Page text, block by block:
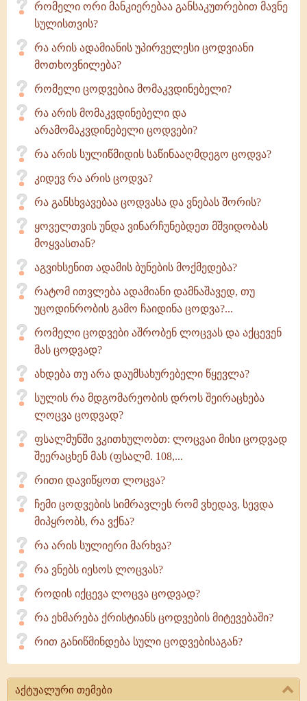
რომელი ორი მანკიერებაა განსაკუთრებით მავნე
სულისთვის?
რა არის ადამიანის უპირველესი ცოდვიანი
მოთხოვნილება?
რომელი ცოდვებია მომაკვდინებელი?
რა არის მომაკვდინებელი და
არამომაკვდინებელი ცოდვები?
რა არის სულიწმიდის საწინააღმდეგო ცოდვა?
კიდევ რა არის ცოდვა?
რა განსხვავებაა ცოდვასა და ვნებას შორის?
ყოველთვის უნდა ვინარჩუნებდეთ მშვიდობას
მოყვასთან?
აგვიხსენით ადამის ბუნების მოქმედება?
რატომ ითვლება ადამიანი დამნაშავედ, თუ
უცოდინრობის გამო ჩაიდინა ცოდვა?...
რომელი ცოდვები აშრობენ ლოცვას და აქცევენ
მას ცოდვად?
ახდება თუ არა დაუმსახურებელი წყევლა?
სულის რა მდგომარეობის დროს შეირაცხება
ლოცვა ცოდვად?
ფსალმუნში ვკითხულობთ: ლოცვაი მისი ცოდვად
შეერაცხენ მას (ფსალმ. 108,...
რითი დავიწყოთ ლოცვა?
ჩემი ცოდვების სიმრავლეს რომ ვხედავ, სევდა
მიპყრობს, რა ვქნა?
რა არის სულიერი მარხვა?
რა ვნებს იესოს ლოცვას?
როდის იქცევა ლოცვა ცოდვად?
რა ეხმარება ქრისტიანს ცოდვების მიტევებაში?
რით განიწმინდება სული ცოდვებისაგან?
აქტუალური თემები